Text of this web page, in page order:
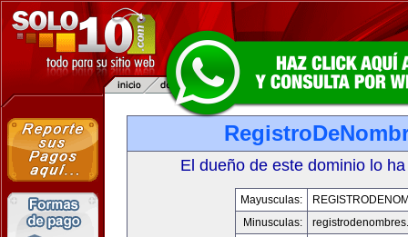
El dueño de este dominio lo
Mayusculas:
Minusculas: